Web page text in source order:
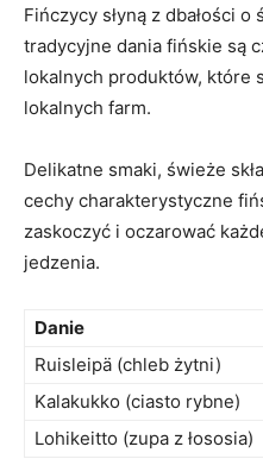
Fińczycy słyną ​z dbałości
‌tradycyjne dania fińskie są
lokalnych⁤ produktów,‍ które‍
lokalnych farm.
Delikatne ⁢smaki, świeże
cechy charakterystyczne
zaskoczyć⁤ i⁤ oczarować‍
jedzenia.
Danie
Ruisleipä (chleb żytni)
Kalakukko (ciasto rybne)
Lohikeitto (zupa⁤ z łososia)